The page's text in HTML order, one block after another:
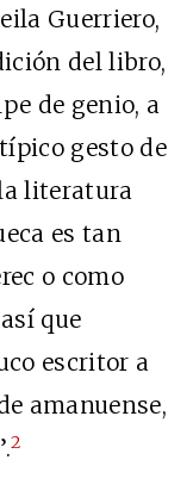
Guerriero,
del libro,
de genio, a
gesto de
literatura
es tan
o como
que
escritor a
amanuense,
2